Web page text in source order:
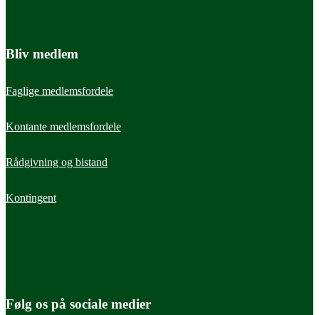
Bliv medlem
Faglige medlemsfordele
Kontante medlemsfordele
Rådgivning og bistand
Kontingent
Følg os på sociale medier